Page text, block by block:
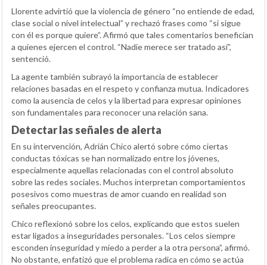
Llorente advirtió que la violencia de género “no entiende de edad,
clase social o nivel intelectual” y rechazó frases como “si sigue
con él es porque quiere”. Afirmó que tales comentarios benefician
a quienes ejercen el control. “Nadie merece ser tratado así”,
sentenció.
La agente también subrayó la importancia de establecer
relaciones basadas en el respeto y confianza mutua. Indicadores
como la ausencia de celos y la libertad para expresar opiniones
son fundamentales para reconocer una relación sana.
Detectar las señales de alerta
En su intervención, Adrián Chico alertó sobre cómo ciertas
conductas tóxicas se han normalizado entre los jóvenes,
especialmente aquellas relacionadas con el control absoluto
sobre las redes sociales. Muchos interpretan comportamientos
posesivos como muestras de amor cuando en realidad son
señales preocupantes.
Chico reflexionó sobre los celos, explicando que estos suelen
estar ligados a inseguridades personales. “Los celos siempre
esconden inseguridad y miedo a perder a la otra persona”, afirmó.
No obstante, enfatizó que el problema radica en cómo se actúa